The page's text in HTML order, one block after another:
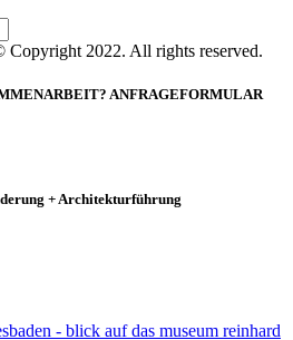
2022. All rights reserved.
ANFRAGEFORMULAR
+ Architekturführung